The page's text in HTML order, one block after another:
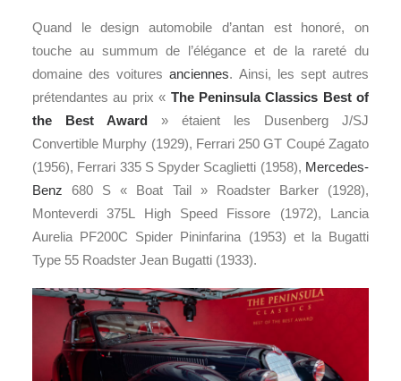
Quand le design automobile d’antan est honoré, on
touche au summum de l’élégance et de la rareté du
domaine des voituresanciennes. Ainsi, les sept autres
prétendantes au prix « The Peninsula Classics Best of
the Best Award » étaient les Dusenberg J/SJ
Convertible Murphy (1929), Ferrari 250 GT Coupé Zagato
(1956), Ferrari 335 S Spyder Scaglietti (1958), Mercedes-
Benz 680 S « Boat Tail » Roadster Barker (1928),
Monteverdi 375L High Speed Fissore (1972), Lancia
Aurelia PF200C Spider Pininfarina (1953) et la Bugatti
Type 55 Roadster Jean Bugatti (1933).